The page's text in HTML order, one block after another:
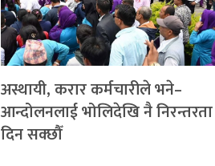
अस्थायी, करार कर्मचारीले भने–
आन्दोलनलाई भोलिदेखि नै निरन्तरता
दिन सक्छौँ